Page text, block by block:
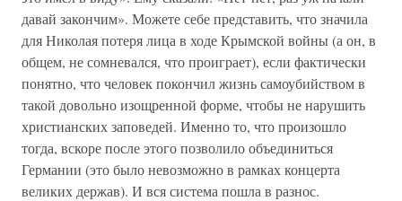
давай закончим». Можете себе представить, что значила
для Николая потеря лица в ходе Крымской войны (а он, в
общем, не сомневался, что проиграет), если фактически
понятно, что человек покончил жизнь самоубийством в
такой довольно изощренной форме, чтобы не нарушить
христианских заповедей. Именно то, что произошло
тогда, вскоре после этого позволило объединиться
Германии (это было невозможно в рамках концерта
великих держав). И вся система пошла в разнос.